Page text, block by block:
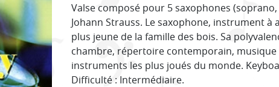
Valse composé pour 5 saxophones
Johann Strauss. Le saxophone, instrument à
plus jeune de la famille des bois. Sa
chambre, répertoire contemporain,
instruments les plus joués du monde.
Difficulté : Intermédiaire.